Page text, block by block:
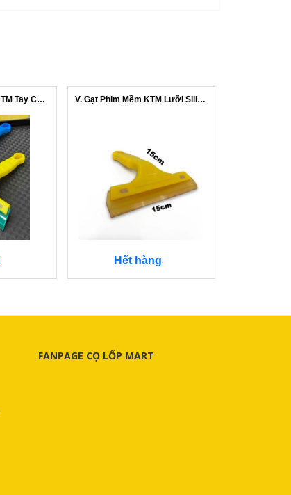
V. Gạt Phim Cao Su KTM Tay Cầm Nhựa A... V. Gạt Phim Mềm KTM Lưỡi Silicone
Hết hàng
FANPAGE CỌ LỐP MART